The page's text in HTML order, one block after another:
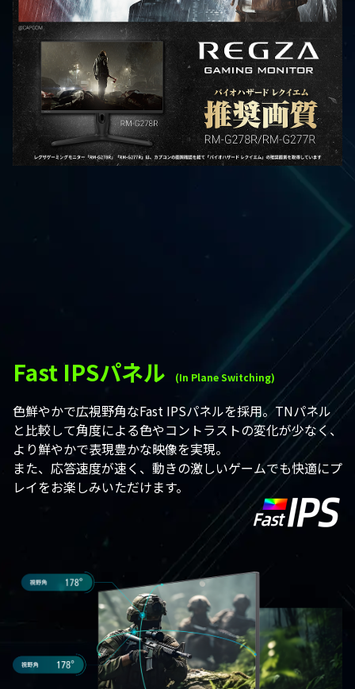
Fast IPSパネル (In Plane Switching)
色鮮やかで広視野角なFast IPSパネルを採用。TNパネル
と比較して角度による色やコントラストの変化が少なく、
より鮮やかで表現豊かな映像を実現。
また、応答速度が速く、動きの激しいゲームでも快適にプ
レイをお楽しみいただけます。